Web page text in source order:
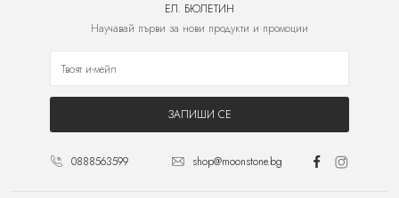
ЕЛ. БЮЛЕТИН
Научавай първи за нови продукти и промоции
ЗАПИШИ СЕ
0888563599 shop@moonstone.bg